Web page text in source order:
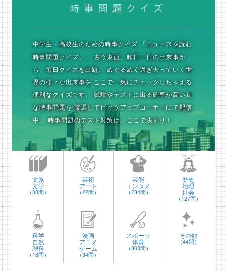
中学生・高校生のための時事クイズ 「ニュースを読む
時事問題クイズ」。
古今東西、昨日一日の出来事か
ら、毎日クイズを出題。
めぐるめく過ぎ去っていく世
界の様々な出来事を ここで一気にチェックしちゃえる
便利なクイズです。
試験やテストに出る確率が高い旬
な時事問題を 厳選してピックアップコーナーにて配信
中。
時事問題のテスト対策は、ここで決まり！
文系
文学
（38問）
芸術
アート
（22問）
芸能
エンタメ
（234問）
歴史
地理
社会
（127問）
科学
自然
理科
（16問）
漫画
アニメ
ゲーム
（34問）
スポーツ
体育
（303問）
その他
（44問）